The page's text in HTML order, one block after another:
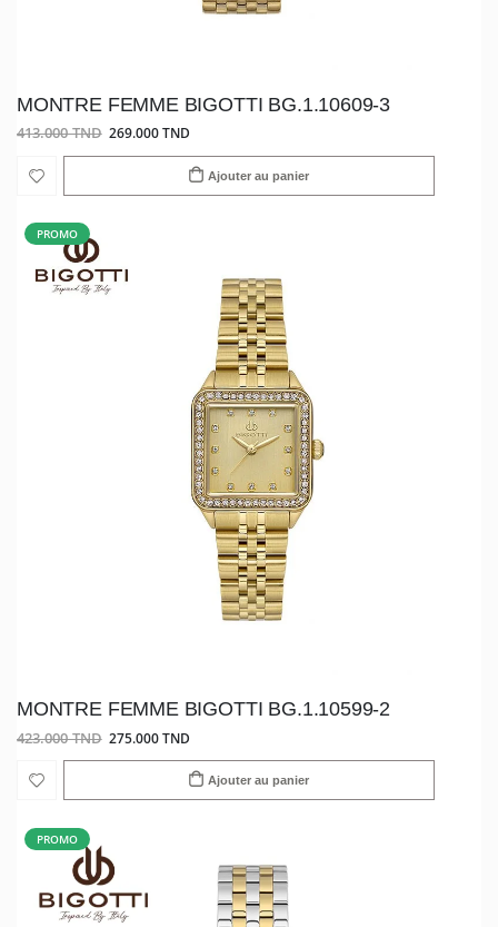
MONTRE FEMME BIGOTTI BG.1.10609-3
413.000 TND 269.000 TND
Ajouter au panier
PROMO
MONTRE FEMME BIGOTTI BG.1.10599-2
423.000 TND 275.000 TND
Ajouter au panier
PROMO